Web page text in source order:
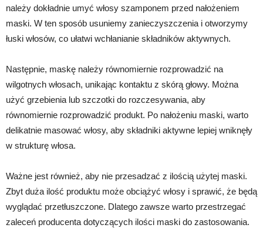
należy dokładnie umyć włosy szamponem przed nałożeniem
maski. W ten sposób usuniemy zanieczyszczenia i otworzymy
łuski włosów, co ułatwi wchłanianie składników aktywnych.
Następnie, maskę należy równomiernie rozprowadzić na
wilgotnych włosach, unikając kontaktu z skórą głowy. Można
użyć grzebienia lub szczotki do rozczesywania, aby
równomiernie rozprowadzić produkt. Po nałożeniu maski, warto
delikatnie masować włosy, aby składniki aktywne lepiej wniknęły
w strukturę włosa.
Ważne jest również, aby nie przesadzać z ilością użytej maski.
Zbyt duża ilość produktu może obciążyć włosy i sprawić, że będą
wyglądać przetłuszczone. Dlatego zawsze warto przestrzegać
zaleceń producenta dotyczących ilości maski do zastosowania.